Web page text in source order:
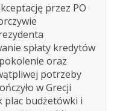
przez PO
spłaty kredytów
oraz
potrzeby
w Grecji
plac budżetówki i